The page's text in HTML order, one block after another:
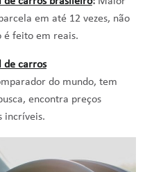
em até 12 vezes, não
é feito em reais.
de carros
do mundo, tem
encontra preços
incríveis.